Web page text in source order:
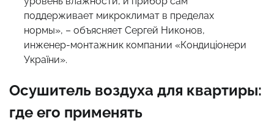
поддерживает микроклимат в пределах
нормы», – объясняет Сергей Никонов,
инженер-монтажник компании «Кондиціонери
України».
Осушитель воздуха для квартиры:
где его применять